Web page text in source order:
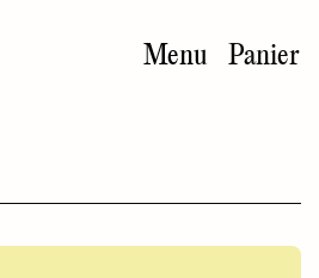
Menu Panier